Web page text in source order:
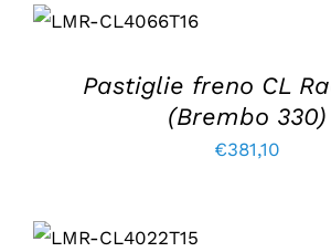
CARRELLO
/
Pastiglie freno CL
(Brembo 330)
€381,10
CARRELLO
/